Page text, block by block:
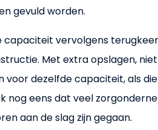
gevuld worden.
capaciteit vervolgens
Met extra opslagen,
dezelfde capaciteit, als
nog eens dat veel
aan de slag zijn gegaan.